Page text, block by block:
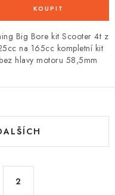
Big Bore kit Scooter 4t z
na 165cc kompletní kit
hlavy motoru 58,5mm
2